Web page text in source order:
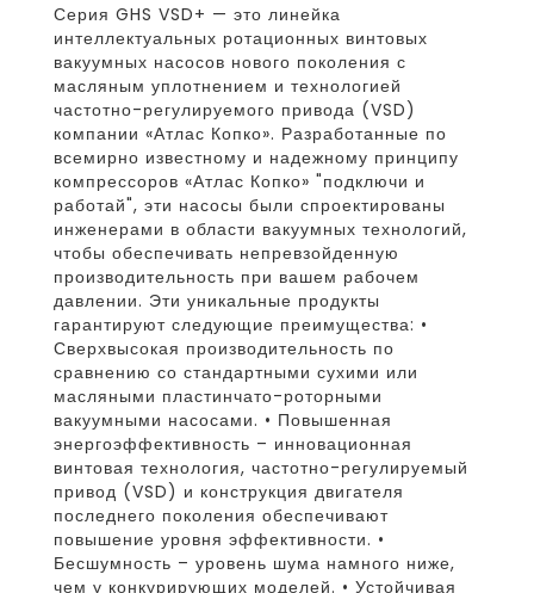
Серия GHS VSD+ — это линейка
интеллектуальных ротационных винтовых
вакуумных насосов нового поколения с
масляным уплотнением и технологией
частотно-регулируемого привода (VSD)
компании «Атлас Копко». Разработанные по
всемирно известному и надежному принципу
компрессоров «Атлас Копко» "подключи и
работай", эти насосы были спроектированы
инженерами в области вакуумных технологий,
чтобы обеспечивать непревзойденную
производительность при вашем рабочем
давлении. Эти уникальные продукты
гарантируют следующие преимущества: •
Сверхвысокая производительность по
сравнению со стандартными сухими или
масляными пластинчато-роторными
вакуумными насосами. • Повышенная
энергоэффективность – инновационная
винтовая технология, частотно-регулируемый
привод (VSD) и конструкция двигателя
последнего поколения обеспечивают
повышение уровня эффективности. •
Бесшумность – уровень шума намного ниже,
чем у конкурирующих моделей. • Устойчивая